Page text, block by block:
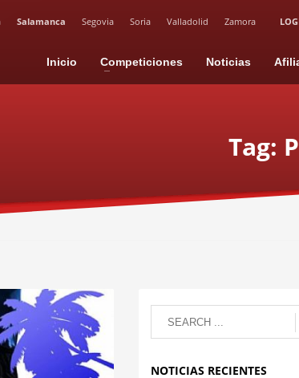
Salamanca Segovia Soria Valladolid Zamora
Inicio Competiciones Noticias
Tag:
NOTICIAS RECIENTES